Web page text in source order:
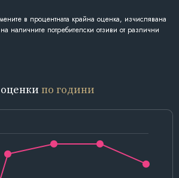
в процентната крайна оценка, изчислявана
наличните потребителски отзиви от различни
по години